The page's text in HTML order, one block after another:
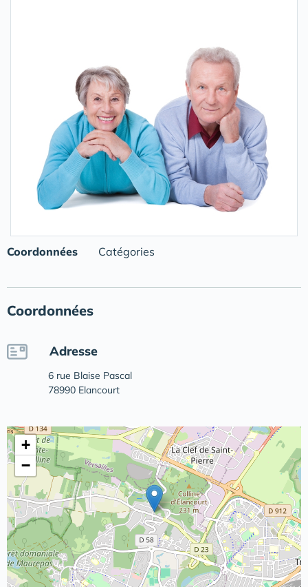
Coordonnées Catégories
Coordonnées
Adresse
6 rue Blaise Pascal
78990 Elancourt
+
−